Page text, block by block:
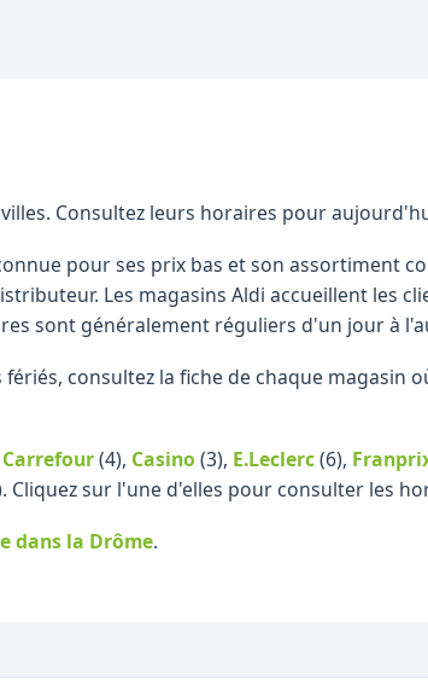
Consultez leurs horaires pour
pour ses prix bas et son assortiment
Les magasins Aldi accueillent les
sont généralement réguliers d'un jour à
consultez la fiche de chaque magasin
Carrefour(4), Casino (3), E.Leclerc(6),
. Cliquez sur l'une d'elles pour consulter les
dans la Drôme.